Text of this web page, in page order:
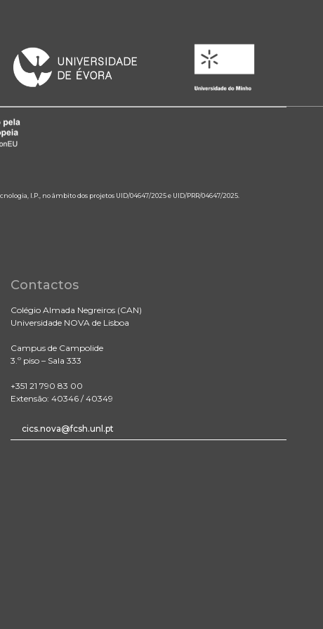
I.P., no âmbito dos projetos UID/04647/2025 e UID/PRR/04647/2025.
Contactos
Colégio Almada Negreiros (CAN)
Universidade NOVA de Lisboa
Campus de Campolide
3.º piso – Sala 333
+351 21 790 83 00
Extensão: 40346 / 40349
cics.nova@fcsh.unl.pt